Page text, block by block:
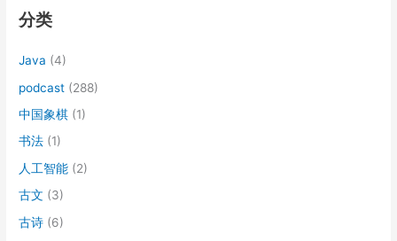
分类
Java (4)
podcast (288)
中国象棋 (1)
书法 (1)
人工智能 (2)
古文 (3)
古诗 (6)